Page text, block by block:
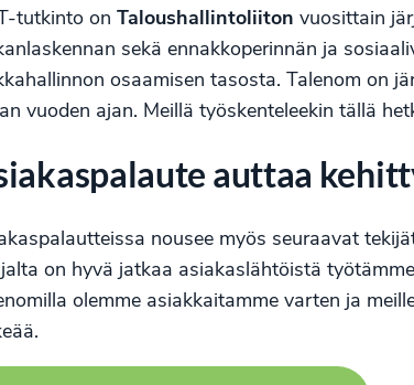
tutkinto onTaloushallintoliiton vuosittain
sekä ennakkoperinnän ja
osaamisen tasosta. Talenom on
vuoden ajan. Meillä työskenteleekin tällä
auttaa
nousee myös seuraavat
on hyvä jatkaa asiakaslähtöistä
olemme asiakkaitamme varten ja